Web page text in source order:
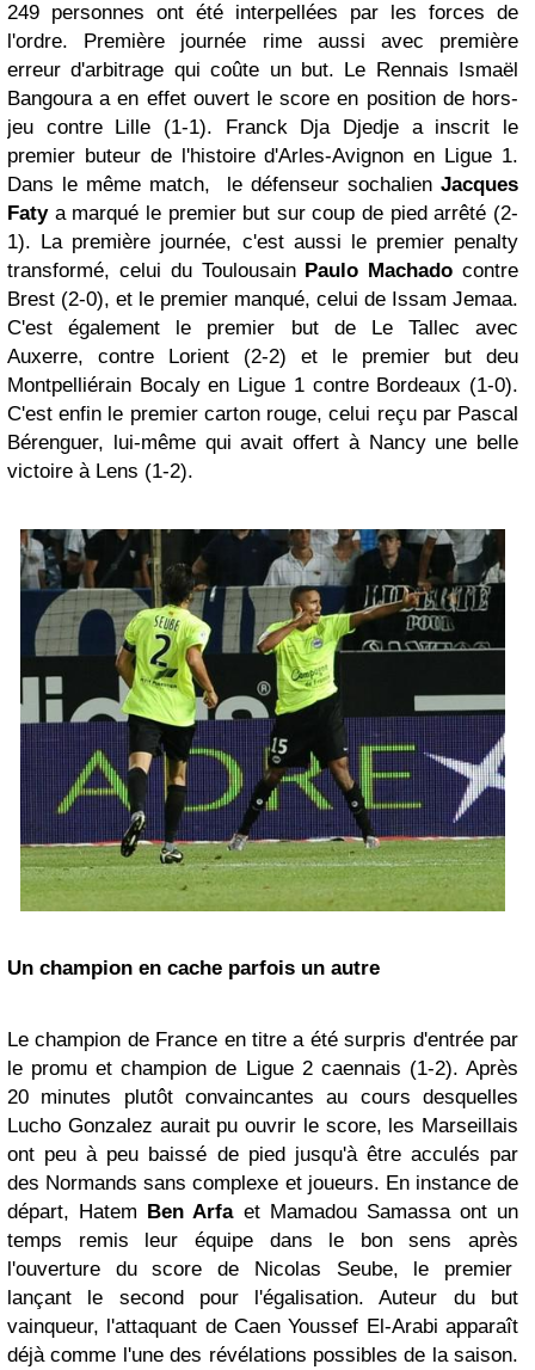
249 personnes ont été interpellées par les forces de
l'ordre. Première journée rime aussi avec première
erreur d'arbitrage qui coûte un but. Le Rennais Ismaël
Bangoura a en effet ouvert le score en position de hors-
jeu contre Lille (1-1). Franck Dja Djedje a inscrit le
premier buteur de l'histoire d'Arles-Avignon en Ligue 1.
Dans le même match, le défenseur sochalien Jacques
Fatya marqué le premier but sur coup de pied arrêté (2-
1). La première journée, c'est aussi le premier penalty
transformé, celui du Toulousain Paulo Machado contre
Brest (2-0), et le premier manqué, celui de Issam Jemaa.
C'est également le premier but de Le Tallec avec
Auxerre, contre Lorient (2-2) et le premier but deu
Montpelliérain Bocaly en Ligue 1 contre Bordeaux (1-0).
C'est enfin le premier carton rouge, celui reçu par Pascal
Bérenguer, lui-même qui avait offert à Nancy une belle
victoire à Lens (1-2).
Un champion en cache parfois un autre
Le champion de France en titre a été surpris d'entrée par
le promu et champion de Ligue 2 caennais (1-2). Après
20 minutes plutôt convaincantes au cours desquelles
Lucho Gonzalez aurait pu ouvrir le score, les Marseillais
ont peu à peu baissé de pied jusqu'à être acculés par
des Normands sans complexe et joueurs. En instance de
départ, Hatem Ben Arfaet Mamadou Samassa ont un
temps remis leur équipe dans le bon sens après
l'ouverture du score de Nicolas Seube, le premier
lançant le second pour l'égalisation.
Auteur du but
vainqueur, l'attaquant de Caen Youssef El-Arabi apparaît
déjà comme l'une des révélations possibles de la saison.